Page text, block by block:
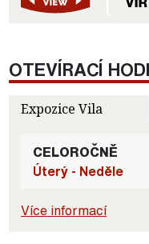
OTEVÍRACÍ
Expozice Vila
CELOROČNĚ
Úterý - Neděle
Více informací